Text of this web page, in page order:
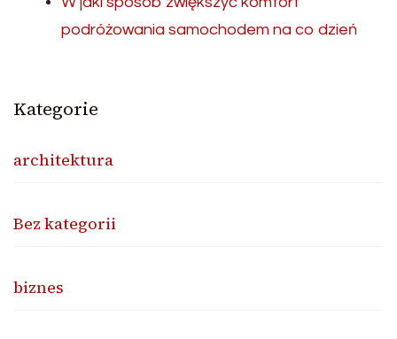
podróżowania samochodem na co dzień
Kategorie
architektura
Bez kategorii
biznes